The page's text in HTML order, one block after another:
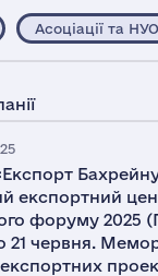
Асоціації та НУО
експортний
форуму 2025
21 червня.